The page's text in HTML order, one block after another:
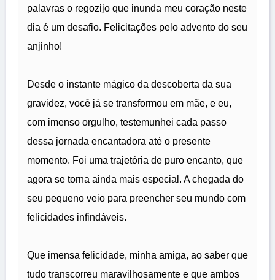
palavras o regozijo que inunda meu coração neste
dia é um desafio. Felicitações pelo advento do seu
anjinho!
Desde o instante mágico da descoberta da sua
gravidez, você já se transformou em mãe, e eu,
com imenso orgulho, testemunhei cada passo
dessa jornada encantadora até o presente
momento. Foi uma trajetória de puro encanto, que
agora se torna ainda mais especial. A chegada do
seu pequeno veio para preencher seu mundo com
felicidades infindáveis.
Que imensa felicidade, minha amiga, ao saber que
tudo transcorreu maravilhosamente e que ambos